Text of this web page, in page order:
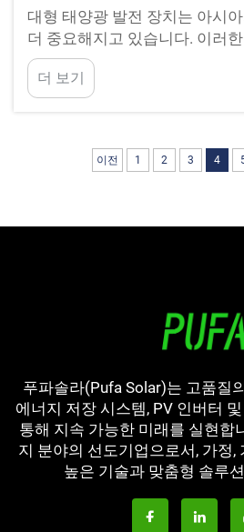
대형 태양광 발전 장치는 아시
더 중요해지고 있습니다. 이러
전화, 문자 및 인터넷을 통해 소
니다. 통신 탑은 종종 상당한 양
하며, 너무...
더 보기
이전 1 2 3 4
푸파솔라(Pufa Solar)는 고품질
에너지 저장 시스템, PV 인버터
통해 지속 가능한 미래를 실현합
지 분야의 선도기업으로서, 가정,
높은 기술과 맞춤형 솔루